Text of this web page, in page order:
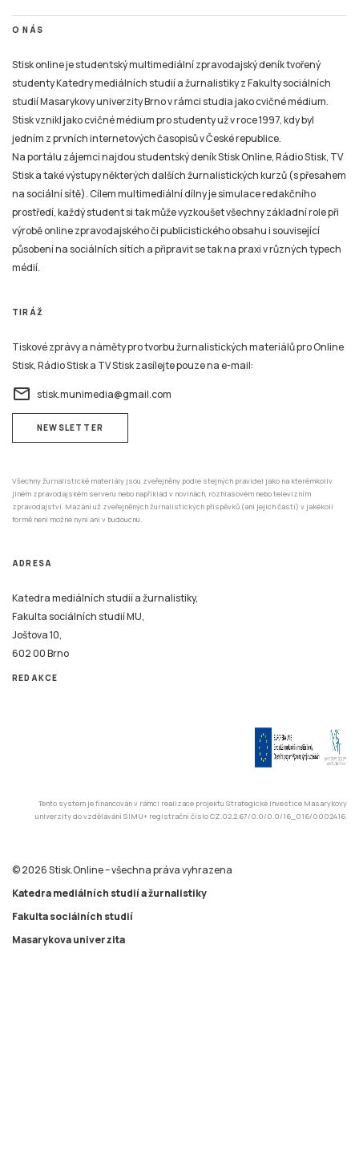
O NÁS
Stisk online je studentský multimediální zpravodajský deník tvořený
studenty Katedry mediálních studií a žurnalistiky z Fakulty sociálních
studií Masarykovy univerzity Brno v rámci studia jako cvičné médium.
Stisk vznikl jako cvičné médium pro studenty už v roce 1997, kdy byl
jedním z prvních internetových časopisů v České republice.
Na portálu zájemci najdou studentský deník Stisk Online, Rádio Stisk, TV
Stisk a také výstupy některých dalších žurnalistických kurzů (s přesahem
na sociální sítě). Cílem multimediální dílny je simulace redakčního
prostředí, každý student si tak může vyzkoušet všechny základní role při
výrobě online zpravodajského či publicistického obsahu i související
působení na sociálních sítích a připravit se tak na praxi v různých typech
médií.
TIRÁŽ
Tiskové zprávy a náměty pro tvorbu žurnalistických materiálů pro Online
Stisk, Rádio Stisk a TV Stisk zasílejte pouze na e-mail:
email stisk.munimedia@gmail.com
NEWSLETTER
Všechny žurnalistické materiály jsou zveřejněny podle stejných pravidel jako na kterémkoliv
jiném zpravodajském serveru nebo například v novinách, rozhlasovém nebo televizním
zpravodajství. Mazání už zveřejněných žurnalistických příspěvků (ani jejich částí) v jakékoli
formě není možné nyní ani v budoucnu.
ADRESA
Katedra mediálních studií a žurnalistiky,
Fakulta sociálních studií MU,
Joštova 10,
602 00 Brno
REDAKCE
Tento systém je financován v rámci realizace projektu Strategické investice Masarykovy
univerzity do vzdělávání SIMU+ registrační číslo CZ.02.2.67/0.0/0.0/16_016/0002416.
© 2026 Stisk.Online – všechna práva vyhrazena
Katedra mediálních studií a žurnalistiky
Fakulta sociálních studií
Masarykova univerzita